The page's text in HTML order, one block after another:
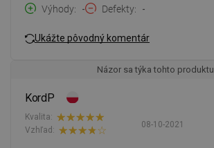
Výhody - Defekty -
Ukážte pôvodný komentár
Názor sa týka tohto produktu
KordP
08-10-2021
Kvalita:
Vzhľad: